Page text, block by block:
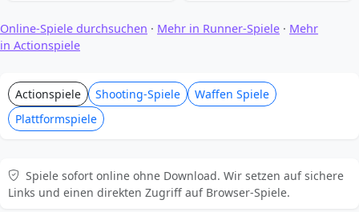
Online-Spiele durchsuchen · Mehr in Runner-Spiele · Mehr
in Actionspiele
Actionspiele Shooting-Spiele
Waffen Spiele
Plattformspiele
Spiele sofort online ohne Download. Wir setzen auf sichere
Links und einen direkten Zugriff auf Browser-Spiele.